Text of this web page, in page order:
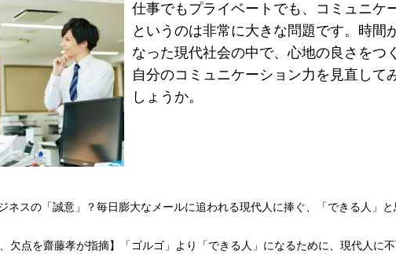
仕事でもプライベートでも、コミュニケ
というのは非常に大きな問題です。時間
なった現代社会の中で、心地の良さをつ
自分のコミュニケーション力を見直して
しょうか。
ネスの「誠意」？毎日膨大なメールに追われる現代人に捧ぐ、「できる人」
欠点を齋藤孝が指摘】「ゴルゴ」より「できる人」になるために、現代人に